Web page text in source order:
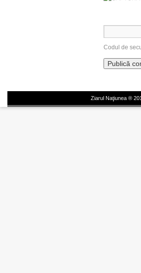
Codul de
Ziarul Naţiunea ®